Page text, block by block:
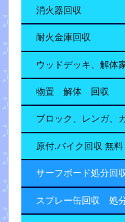
消火器回収
耐火金庫回収
ウッドデッキ、解体
物置 解体 回収
ブロック、レンガ、
原付.バイク回収 無料
サーフボード処分回
スプレー缶回収